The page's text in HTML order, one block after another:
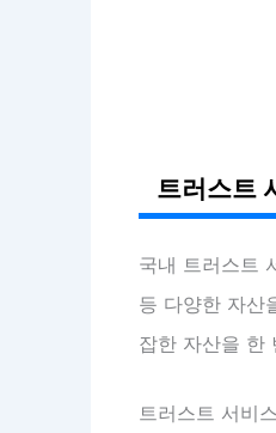
트러스트
국내 트러스트
등 다양한 자산
잡한 자산을 한
트러스트 서비